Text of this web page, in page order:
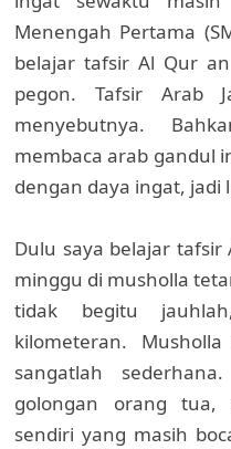
Menengah Pertama
belajar tafsir Al Qur
pegon. Tafsir Arab
menyebutnya.
membaca arab gandul
dengan daya ingat, jadi
Dulu saya belajar
minggu di musholla
tidak begitu
kilometeran.
sangatlah
golongan orang tua,
sendiri yang masih